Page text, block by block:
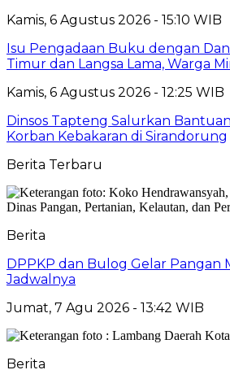
Kamis, 6 Agustus 2026 - 15:10 WIB
Isu Pengadaan Buku dengan
Timur dan Langsa Lama, Warga
Kamis, 6 Agustus 2026 - 12:25 WIB
Dinsos Tapteng Salurkan
Korban Kebakaran di Sirandorung
Berita Terbaru
Berita
DPPKP dan Bulog Gelar Pangan
Jadwalnya
Jumat, 7 Agu 2026 - 13:42 WIB
Berita